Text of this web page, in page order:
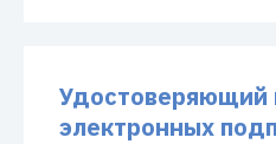
Удостоверяющий
электронных